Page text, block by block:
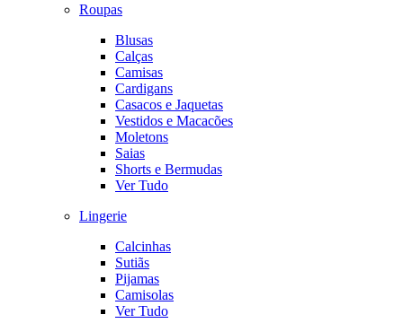
Roupas
Blusas
Calças
Camisas
Cardigans
Casacos e Jaquetas
Vestidos e Macacões
Moletons
Saias
Shorts e Bermudas
Ver Tudo
Lingerie
Calcinhas
Sutiãs
Pijamas
Camisolas
Ver Tudo